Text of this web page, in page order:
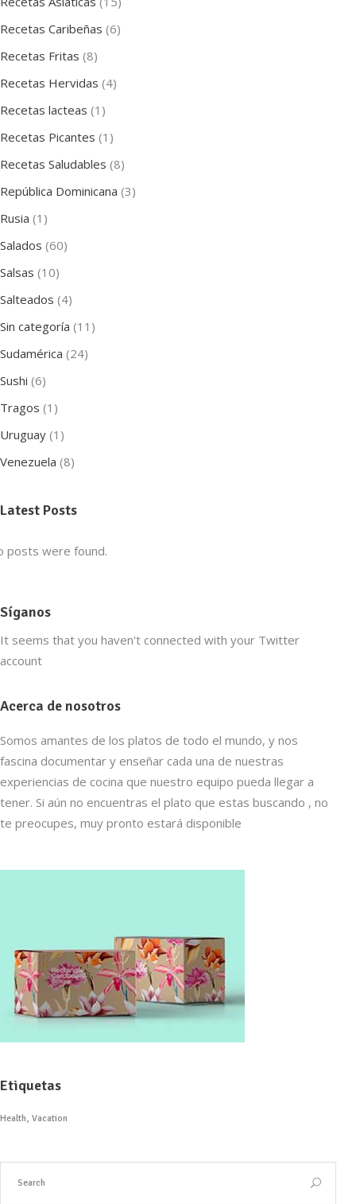
Recetas Caribeñas (6)
Recetas Fritas (8)
Recetas Hervidas (4)
Recetas lacteas (1)
Recetas Picantes (1)
Recetas Saludables (8)
República Dominicana (3)
Rusia (1)
Salados (60)
Salsas (10)
Salteados (4)
Sin categoría (11)
Sudamérica (24)
Sushi (6)
Tragos (1)
Uruguay (1)
Venezuela (8)
Latest Posts
posts were found.
Síganos
It seems that you haven't connected with your Twitter
account
Acerca de nosotros
Somos amantes de los platos de todo el mundo, y nos
fascina documentar y enseñar cada una de nuestras
experiencias de cocina que nuestro equipo pueda llegar a
tener. Si aún no encuentras el plato que estas buscando , no
te preocupes, muy pronto estará disponible
Etiquetas
Health Vacation